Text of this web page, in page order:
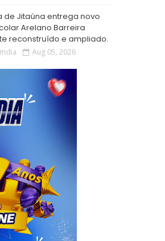
de Jitaúna entrega novo
Arelano Barreira
reconstruído e ampliado.
Aug 05, 2026